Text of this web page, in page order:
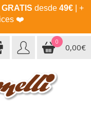
desde 49€| +
❤️
0
0,00€